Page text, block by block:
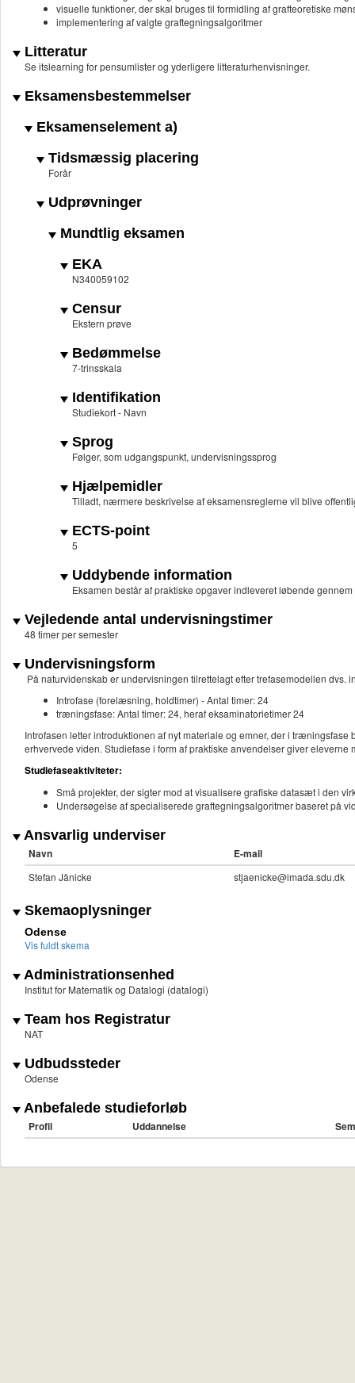
visuelle funktioner, der skal bruges til formidling af grafteoretiske
implementering af valgte graftegningsalgoritmer
Litteratur
Se itslearning for pensumlister og yderligere litteraturhenvisninger.
Eksamensbestemmelser
Eksamenselement a)
Tidsmæssig placering
Forår
Udprøvninger
Mundtlig eksamen
EKA
N340059102
Censur
Ekstern prøve
Bedømmelse
7-trinsskala
Identifikation
Studiekort - Navn
Sprog
Følger, som udgangspunkt, undervisningssprog
Hjælpemidler
Tilladt, nærmere beskrivelse af eksamensreglerne vil blive
ECTS-point
5
Uddybende information
Eksamen består af praktiske opgaver indleveret løbende
Vejledende antal undervisningstimer
48 timer per semester
Undervisningsform
På naturvidenskab er undervisningen tilrettelagt efter trefasemodellen dvs.
Introfase (forelæsning, holdtimer) - Antal timer: 24
træningsfase: Antal timer: 24, heraf eksaminatorietimer 24
Introfasen letter introduktionen af nyt materiale og emner, der i
erhvervede viden. Studiefase i form af praktiske anvendelser giver
Studiefaseaktiviteter:
Små projekter, der sigter mod at visualisere grafiske datasæt i den
Undersøgelse af specialiserede graftegningsalgoritmer baseret på
Ansvarlig underviser
Navn E-mail
Stefan Jänicke stjaenicke@imada.sdu.dk
Skemaoplysninger
Odense
Vis fuldt skema
Administrationsenhed
Institut for Matematik og Datalogi (datalogi)
Team hos Registratur
NAT
Udbudssteder
Odense
Anbefalede studieforløb
Profil Uddannelse